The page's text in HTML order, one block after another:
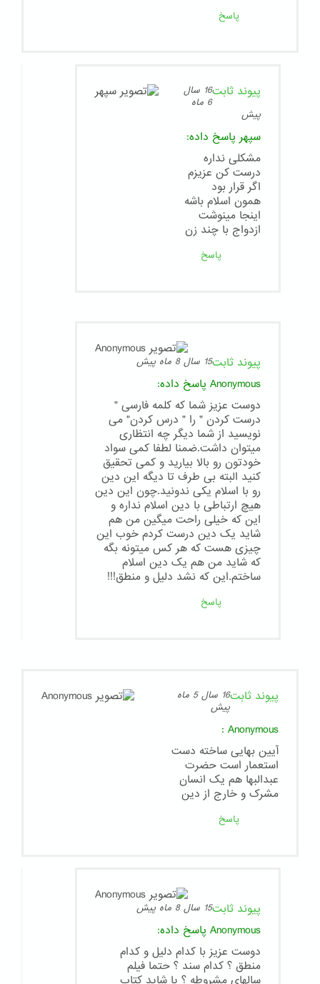
پاسخ
پیوند ثابت
16 سال
6 ماه
پیش
سپهر پاسخ داده:
مشکلی نداره
درست کن عزیزم
اگر قرار بود
همون اسلام باشه
اینجا مینوشت
ازدواج با چند زن
پاسخ
پیوند ثابت15 سال 8 ماه پیش
Anonymous پاسخ داده:
دوست عزیز شما که کلمه فارسی "
درست کردن " را " درس کردن" می
نویسید از شما دیگر چه انتظاری
میتوان داشت.ضمنا لطفا کمی سواد
خودتون رو بالا بیارید و کمی تحقیق
کنید البته بی طرف تا دیگه این دین
رو با اسلام یکی ندونید.چون این دین
هیچ ارتباطی با دین اسلام نداره و
این که خیلی راحت میگین من هم
شاید یک دین درست کردم خوب این
چیزی هست که هر کس میتونه بگه
که شاید من هم یک دین اسلام
ساختم.این که نشد دلیل و منطق!!!
پاسخ
پیوند ثابت
16 سال 5 ماه
پیش
Anonymous
:
آیین بهایی ساخته دست
استعمار است حضرت
عبدالبها هم یک انسان
مشرک و خارج از دین
پاسخ
پیوند ثابت15 سال 8 ماه پیش
Anonymous پاسخ داده:
دوست عزیز با کدام دلیل و کدام
منطق ؟ کدام سند ؟ حتما فیلم